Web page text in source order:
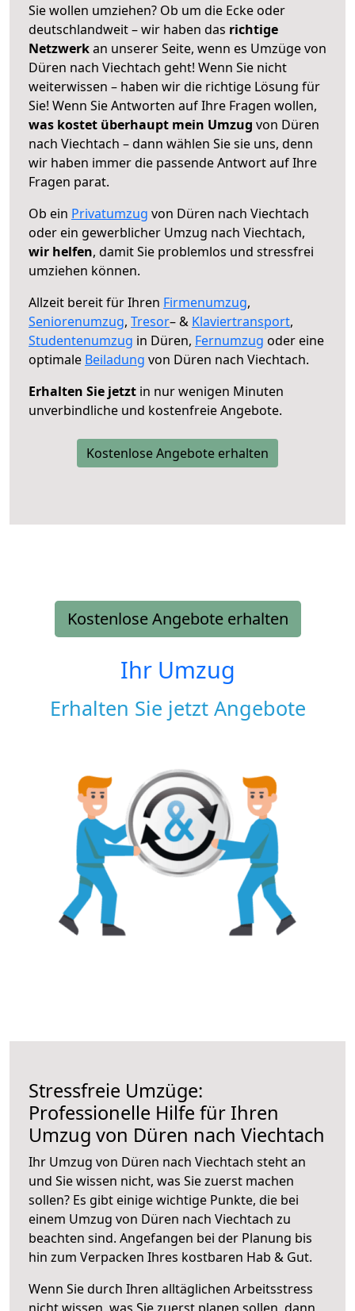
Sie wollen umziehen? Ob um die Ecke oder
deutschlandweit – wir haben das richtige
Netzwerkan unserer Seite, wenn es Umzüge von
Düren nach Viechtach geht! Wenn Sie nicht
weiterwissen – haben wir die richtige Lösung für
Sie! Wenn Sie Antworten auf Ihre Fragen wollen,
was kostet überhaupt mein Umzug von Düren
nach Viechtach – dann wählen Sie sie uns, denn
wir haben immer die passende Antwort auf Ihre
Fragen parat.
Ob ein Privatumzug von Düren nach Viechtach
oder ein gewerblicher Umzug nach Viechtach,
wir helfen, damit Sie problemlos und stressfrei
umziehen können.
Allzeit bereit für Ihren Firmenumzug,
Seniorenumzug, Tresor– & Klaviertransport,
Studentenumzug in Düren, Fernumzug oder eine
optimale Beiladung von Düren nach Viechtach.
Erhalten Sie jetzt in nur wenigen Minuten
unverbindliche und kostenfreie Angebote.
Kostenlose Angebote erhalten
Kostenlose Angebote erhalten
Ihr Umzug
Erhalten Sie jetzt Angebote
Stressfreie Umzüge:
Professionelle Hilfe für Ihren
Umzug von Düren nach Viechtach
Ihr Umzug von Düren nach Viechtach steht an
und Sie wissen nicht, was Sie zuerst machen
sollen? Es gibt einige wichtige Punkte, die bei
einem Umzug von Düren nach Viechtach zu
beachten sind. Angefangen bei der Planung bis
hin zum Verpacken Ihres kostbaren Hab & Gut.
Wenn Sie durch Ihren alltäglichen Arbeitsstress